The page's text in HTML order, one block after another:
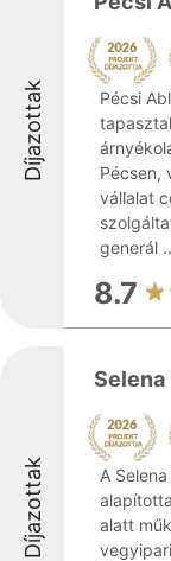
Díjazottak
Pécsi
Pécsen,
vállalat
generál
8.7
Díjazottak
Selena
A
alatt